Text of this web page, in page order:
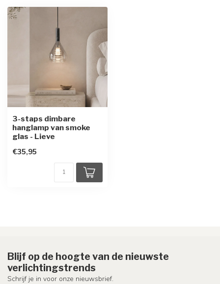
3-staps dimbare
hanglamp van smoke
glas - Lieve
€35,95
Blijf op de hoogte van de nieuwste
verlichtingstrends
Schrijf je in voor onze nieuwsbrief.